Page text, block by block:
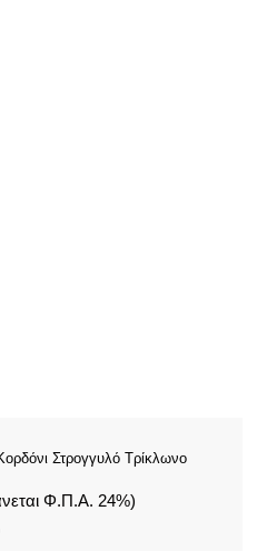
Στρογγυλό Τρίκλωνο
Φ.Π.Α. 24%)